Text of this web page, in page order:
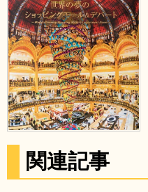
関連記事